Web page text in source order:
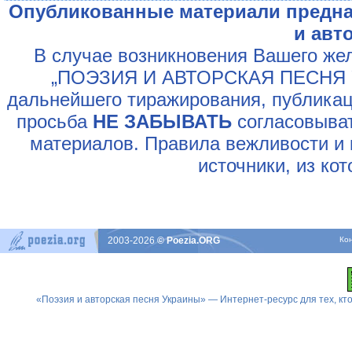
Опубликованные материали
и
В случае возникновения Вашего
„ПОЭЗИЯ И АВТОРСКАЯ ПЕСНЯ
дальнейшего тиражирования,
просьба НЕ ЗАБЫВАТЬ
материалов. Правила вежливости и
источники, из
2003-2026© Poezia.ORG
«Поэзия и авторская песня Украины» — Интернет-ресурс для тех,